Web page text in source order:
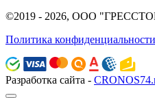
©2019 - 2026, ООО
Политика конфиденциальности
Разработка сайта -